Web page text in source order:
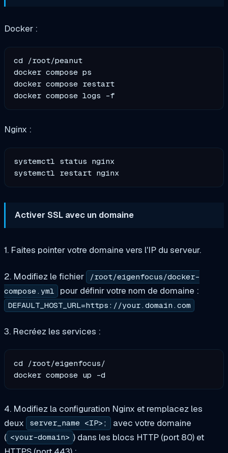
Docker :
cd /root/peanut
docker compose ps
docker compose restart
Nginx :
systemctl status nginx
Activer SSL avec un domaine
1. Faites pointer votre domaine vers l'IP du serveur.
2. Modifiez le fichier
/root/eigenfocus/docker-
compose.yml
pour définir votre nom de domaine :
DEFAULT_HOST_URL=https://your.domain.com
3. Recréez les services :
cd /root/eigenfocus/
4. Modifiez la configuration Nginx et remplacez les
deux
server_name <IP>;
avec votre domaine
( <your-domain> ) dans les blocs HTTP (port 80) et